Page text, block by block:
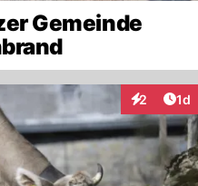
Gemeinde
2 1d